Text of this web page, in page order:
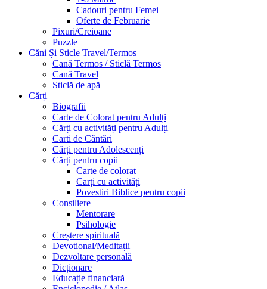
Cadouri pentru Femei
Oferte de Februarie
Pixuri/Creioane
Puzzle
Căni Și Sticle Travel/Termos
Cană Termos / Sticlă Termos
Cană Travel
Sticlă de apă
Cărți
Biografii
Carte de Colorat pentru Adulți
Cărți cu activități pentru Adulți
Carti de Cântări
Cărți pentru Adolescenți
Cărți pentru copii
Carte de colorat
Carți cu activități
Povestiri Biblice pentru copii
Consiliere
Mentorare
Psihologie
Creștere spirituală
Devotional/Meditații
Dezvoltare personală
Dicționare
Educație financiară